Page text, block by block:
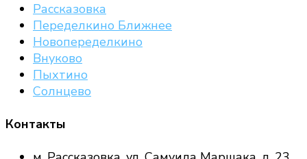
Рассказовка
Переделкино Ближнее
Новопеределкино
Внуково
Пыхтино
Солнцево
Контакты